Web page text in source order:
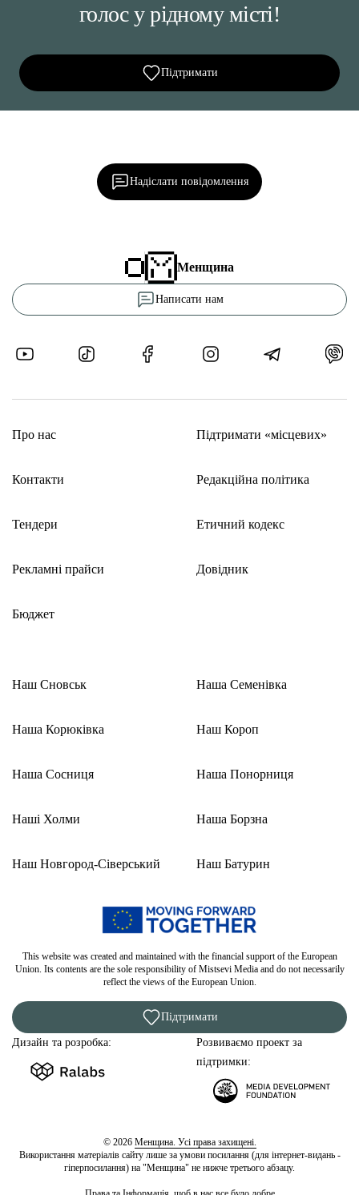
голос у рідному місті!
Підтримати
Надіслати повідомлення
Менщина
Написати нам
Про нас
Контакти
Тендери
Рекламні прайси
Бюджет
Підтримати «місцевих»
Редакційна політика
Етичний кодекс
Довідник
Наш Сновськ
Наша Корюківка
Наша Сосниця
Наші Холми
Наш Новгород-Сіверський
Наша Семенівка
Наш Короп
Наша Понорниця
Наша Борзна
Наш Батурин
This website was created and maintained with the financial support of the European
Union. Its contents are the sole responsibility of Mistsevi Media and do not necessarily
reflect the views of the European Union.
Підтримати
Дизайн та розробка:
Розвиваємо проект за
підтримки:
© 2026 Менщина. Усі права захищені.
Використання матеріалів сайту лише за умови посилання (для інтернет-видань -
гіперпосилання) на "Менщина" не нижче третього абзацу.